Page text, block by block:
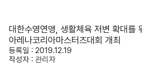
대한수영연맹, 생활체육 저변 확대를
아레나코리아마스터즈대회 개최
등록일 : 2019.12.19
작성자 : 관리자